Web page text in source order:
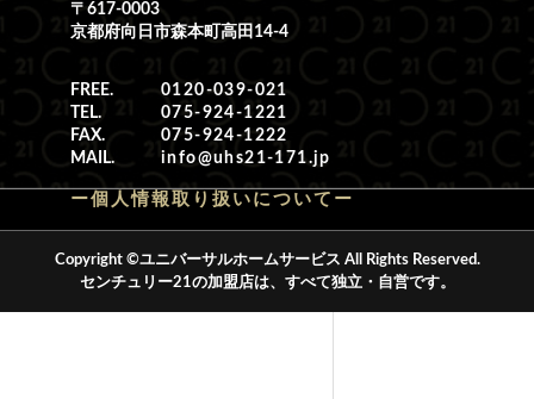
〒617-0003
京都府向日市森本町高田14-4
FREE.
0120-039-021
TEL.
075-924-1221
FAX.
075-924-1222
MAIL.
info@uhs21-171.jp
ー個人情報取り扱いについてー
Copyright ©ユニバーサルホームサービス All Rights Reserved.
センチュリー21の加盟店は、すべて独立・自営です。